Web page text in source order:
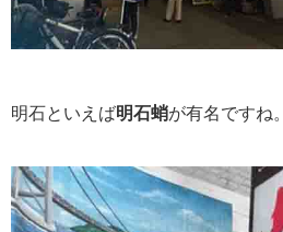
明石といえば明石蛸が有名ですね。